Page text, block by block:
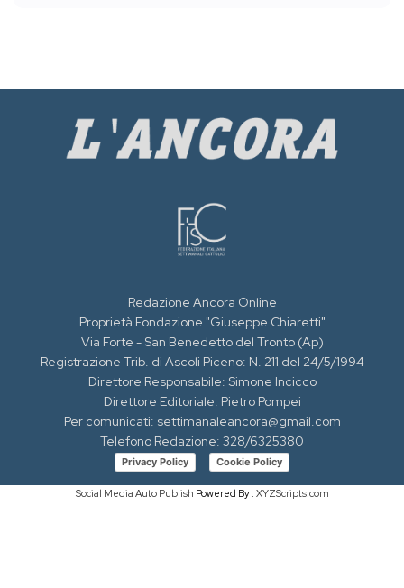
Redazione Ancora Online
Proprietà Fondazione "Giuseppe Chiaretti"
Via Forte - San Benedetto del Tronto (Ap)
Registrazione Trib. di Ascoli Piceno: N. 211 del 24/5/1994
Direttore Responsabile: Simone Incicco
Direttore Editoriale: Pietro Pompei
Per comunicati: settimanaleancora@gmail.com
Telefono Redazione: 328/6325380
Privacy Policy Cookie Policy
Social Media Auto Publish Powered By : XYZScripts.com